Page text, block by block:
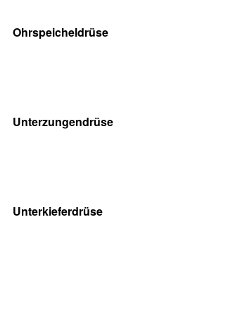
Ohrspeicheldrüse
Unterzungendrüse
Unterkieferdrüse